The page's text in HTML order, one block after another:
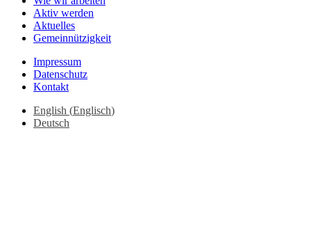
Aktiv werden
Aktuelles
Gemeinnützigkeit
Impressum
Datenschutz
Kontakt
English (Englisch)
Deutsch